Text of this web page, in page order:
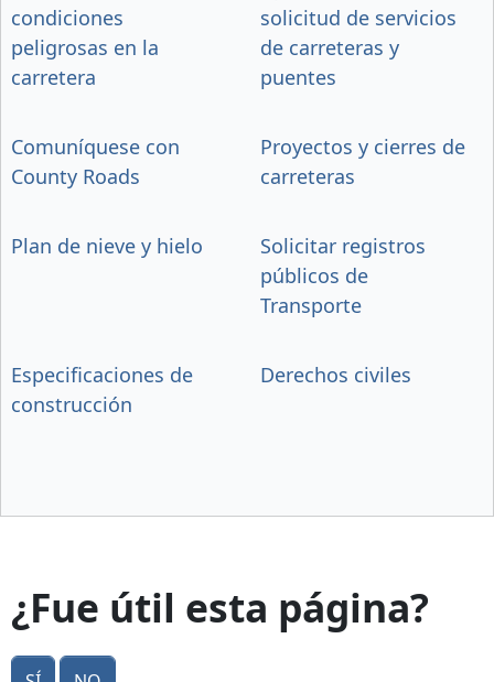
condiciones
peligrosas en la
carretera
solicitud de servicios
de carreteras y
puentes
Comuníquese con
County Roads
Proyectos y cierres de
carreteras
Plan de nieve y hielo
Solicitar registros
públicos de
Transporte
Especificaciones de
construcción
Derechos civiles
¿Fue útil esta página?
Sí No